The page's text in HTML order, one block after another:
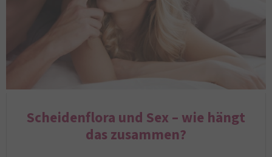
Scheidenflora und Sex – wie hängt
das zusammen?